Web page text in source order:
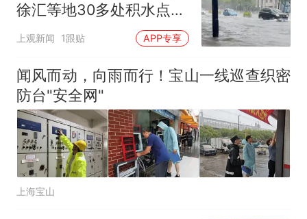
徐汇等地30多处积水点正
在抢排
上观新闻 1跟贴 APP专享
闻风而动，向雨而行！宝山一线巡查织密
防台"安全网"
上海宝山